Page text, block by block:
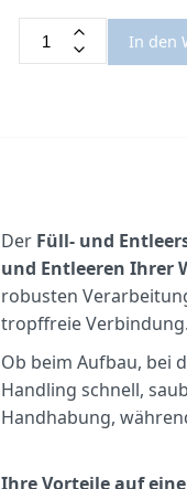
In den
Der Füll- und
und Entleeren Ihrer
robusten
tropffreie Verbindung.
Ob beim Aufbau, bei
Handling schnell,
Handhabung,
Ihre Vorteile auf